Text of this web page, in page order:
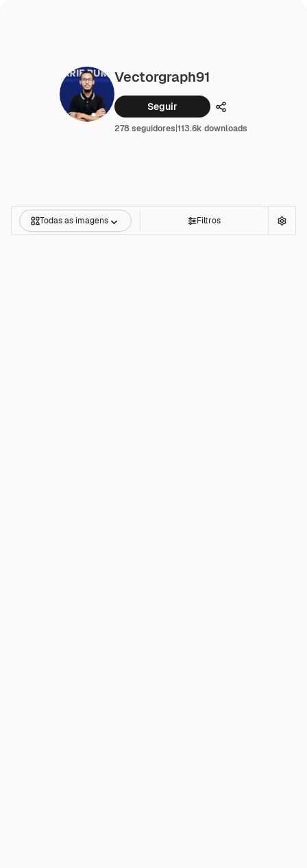
Vectorgraph91
Seguir Compartilhar
278 seguidores|113.6k downloads
Todas as imagens Filtros